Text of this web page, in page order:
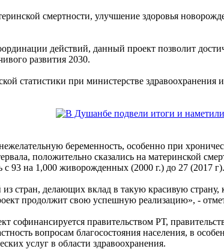
смертности, улучшение здоровья
действий, данный проект позволит
развития 2030.
статистики при министерстве здравоохранения
беременность, особенно при
положительно сказались на материнской
с 93 на 1,000 живорожденных (2000 г.) до 27 (2017 г).
из стран, делающих вклад в такую красивую
продолжит свою успешную реализацию», -
софинансируется правительством РТ,
вопросам благосостояния населения, в
услуг в области здравоохранения.